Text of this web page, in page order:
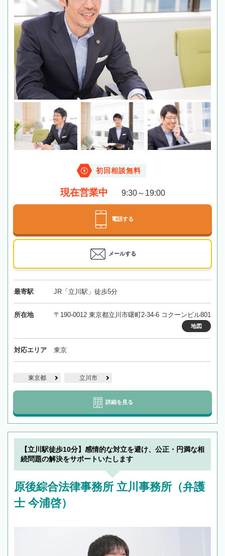
初回相談無料
現在営業中 9:30～19:00
電話する
メールする
最寄駅 JR「立川駅」徒歩5分
所在地 〒190-0012 東京都立川市曙町2-34-6 コクーンビル801
地図
対応エリア 東京
東京都 立川市
詳細を見る
【立川駅徒歩10分】感情的な対立を避け、公正・円満な相
続問題の解決をサポートいたします
原後綜合法律事務所 立川事務所（弁護
士 今浦啓）